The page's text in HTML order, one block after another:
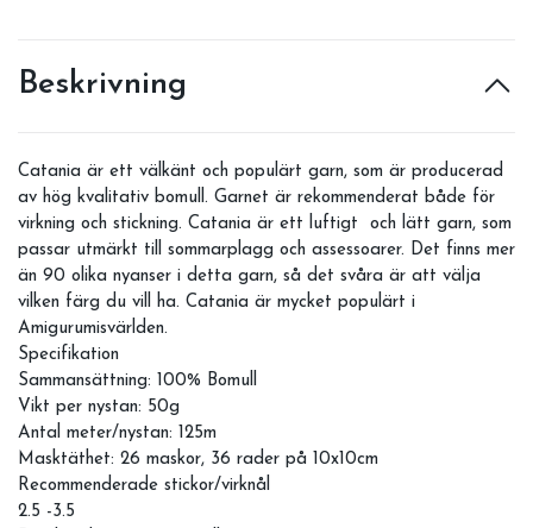
Beskrivning
Catania är ett välkänt och populärt garn, som är producerad
av hög kvalitativ bomull. Garnet är rekommenderat både för
virkning och stickning. Catania är ett luftigt och lätt garn, som
passar utmärkt till sommarplagg och assessoarer. Det finns mer
än 90 olika nyanser i detta garn, så det svåra är att välja
vilken färg du vill ha. Catania är mycket populärt i
Amigurumisvärlden.
Specifikation
Sammansättning: 100% Bomull
Vikt per nystan: 50g
Antal meter/nystan: 125m
Masktäthet: 26 maskor, 36 rader på 10x10cm
Recommenderade stickor/virknål
2.5 -3.5